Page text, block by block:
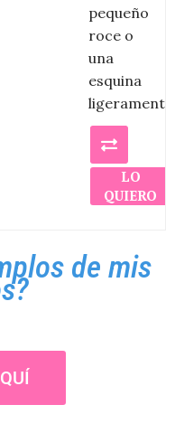
pequeño
roce o
una
esquina
LO
QUIERO
de mis